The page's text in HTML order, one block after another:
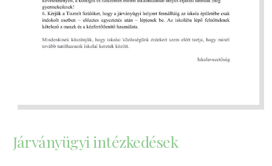
Járványügyi intézkedések